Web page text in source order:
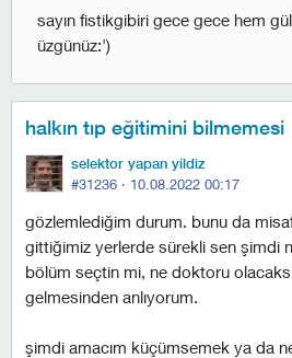
sayın fistikgibiri gece gece hem
üzgünüz:')
halkın tıp eğitimini bilmemesi
selektor yapan yildiz
#31236 · 10.08.2022 00:17
gözlemlediğim durum. bunu da
gittiğimiz yerlerde sürekli sen şimdi
bölüm seçtin mi, ne doktoru
gelmesinden anlıyorum.
şimdi amacım küçümsemek ya da